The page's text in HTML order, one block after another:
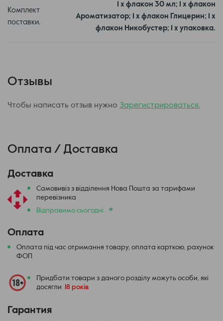
Комплект
поставки.
1 х флакон 30 мл; 1 х флакон
Ароматизатор; 1 х флакон Глицерин; 1 х
флакон Никобустер; 1 х упаковка.
Отзывы
Чтобы написать отзыв нужно Зарегистрироваться.
Оплата / Доставка
Доставка
Самовивіз з відділення Нова Пошта за тарифами
перевізника
Відправимо сьогодні
*
Оплата
Оплата під час отримання товару, оплата карткою, рахунок
ФОП
Придбати товари з даного розділу можуть особи, які
досягли
18 років
Гарантия